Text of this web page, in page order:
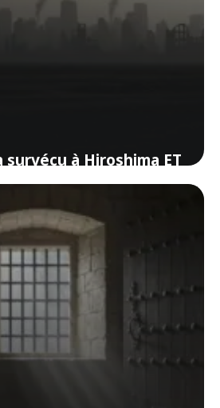
survécu à Hiroshima ET